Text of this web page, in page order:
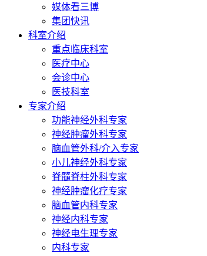
媒体看三博
集团快讯
科室介绍
重点临床科室
医疗中心
会诊中心
医技科室
专家介绍
功能神经外科专家
神经肿瘤外科专家
脑血管外科/介入专家
小儿神经外科专家
脊髓脊柱外科专家
神经肿瘤化疗专家
脑血管内科专家
神经内科专家
神经电生理专家
内科专家